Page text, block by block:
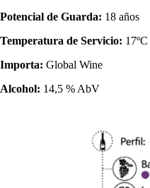
Potencial de Guarda: 18 años
Temperatura de Servicio: 17ºC
Importa: Global Wine
Alcohol: 14,5 % AbV